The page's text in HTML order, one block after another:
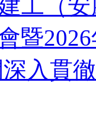
工（
暨
入貫